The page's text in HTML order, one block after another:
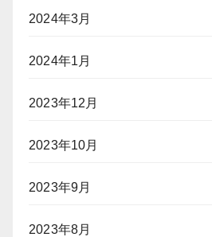
2024年3月
2024年1月
2023年12月
2023年10月
2023年9月
2023年8月